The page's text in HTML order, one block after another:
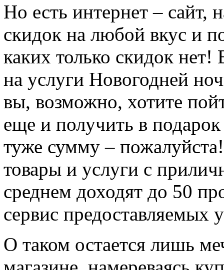
Но есть интернет –
скидок на любой вкус и
каких только скидок
на услуги Новогодней
вы, возможно, хотите
еще и получить в
туже сумму –
товары и услуги с
среднем доходят до 50
сервис предоставляемых
О таком остается лишь